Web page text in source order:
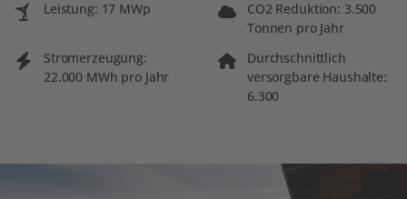
Leistung: 17 MWp
CO2 Reduktion: 3.500
Tonnen pro Jahr
Stromerzeugung:
22.000 MWh pro Jahr
Durchschnittlich
versorgbare Haushalte:
6.300